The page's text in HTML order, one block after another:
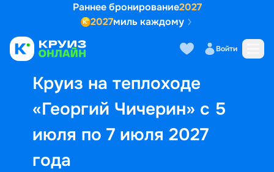
Раннее бронирование2027
2027миль каждому
Войти
Круиз на теплоходе
«Георгий Чичерин» с 5
июля по 7 июля 2027
года
Выбор кают Маршрут и